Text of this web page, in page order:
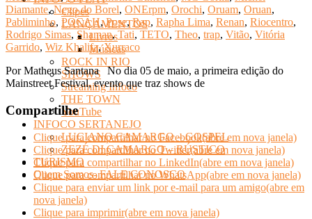
Clipes
LANÇAMENTOS
Livros
Músicas
ROCK IN RIO
SHOWS
Streaming Infoco
THE TOWN
YouTube
INFOCO SERTANEJO
LUCIANO CAMARGO – GOSPEL
ZEZÉ DI CAMARGO – RÚSTICO
TURISMO
Quem Somos- FALE CONOSCO
Diamante,Nego do Borel, ONErpm, Orochi, Oruam, Oruan,
Pabliminho, POCAH,Pose,Rap, Rapha Lima, Renan, Riocentro,
Rodrigo Simas, Shaman,Tati, TETO, Theo, trap, Vitão, Vitória
Garrido, Wiz Khalifa,Xurraco
Por Matheus Santana No dia 05 de maio, a primeira edição do
Mainstreet Festival, evento que traz shows de
Compartilhe
Clique para compartilhar no Facebook(abre em nova janela)
Clique para compartilhar no Twitter(abre em nova janela)
Clique para compartilhar no LinkedIn(abre em nova janela)
Clique para compartilhar no WhatsApp(abre em nova janela)
Clique para enviar um link por e-mail para um amigo(abre em
nova janela)
Clique para imprimir(abre em nova janela)